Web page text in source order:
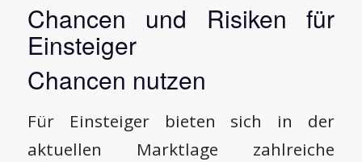
Chancen und Risiken für
Einsteiger
Chancen nutzen
Für Einsteiger bieten sich in der
aktuellen Marktlage zahlreiche